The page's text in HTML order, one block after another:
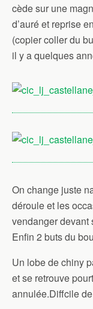
cède sur une
d’auré et reprise
(copier coller du
il y a quelques
On change juste
déroule et les
vendanger devant
Enfin 2 buts du
Un lobe de chiny
et se retrouve
annulée.Diffcile